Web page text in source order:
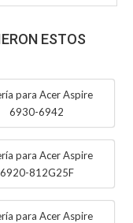
ESTOS
para Acer Aspire
6930-6942
para Acer Aspire
6920-812G25F
para Acer Aspire